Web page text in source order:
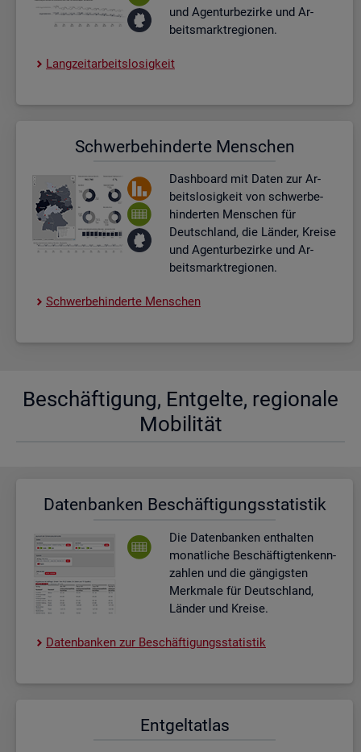
und Agen­tur­be­zir­ke und Ar­
beits­markt­re­gio­nen.
Lang­zeit­ar­beits­lo­sig­keit
Schwer­be­hin­der­te Men­schen
Dash­board mit Daten zur Ar­
beits­lo­sig­keit von schwer­be­
hin­der­ten Men­schen für
Deutsch­land, die Län­der, Krei­se
und Agen­tur­be­zir­ke und Ar­
beits­markt­re­gio­nen.
Schwer­be­hin­der­te Men­schen
Be­schäf­ti­gung, Ent­gel­te, re­gio­na­le
Mo­bi­li­tät
Da­ten­ban­ken Be­schäf­ti­gungs­sta­tis­tik
Die Da­ten­ban­ken ent­hal­ten
mo­nat­li­che Be­schäf­tig­ten­kenn­
zah­len und die gän­gigs­ten
Merk­ma­le für Deutsch­land,
Län­der und Krei­se.
Da­ten­ban­ken zur Be­schäf­ti­gungs­sta­tis­tik
Ent­gel­t­at­las